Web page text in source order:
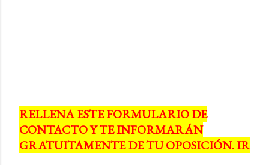
RELLENA ESTE FORMULARIO DE
CONTACTO Y TE INFORMARÁN
GRATUITAMENTE DE TU OPOSICIÓN. IR